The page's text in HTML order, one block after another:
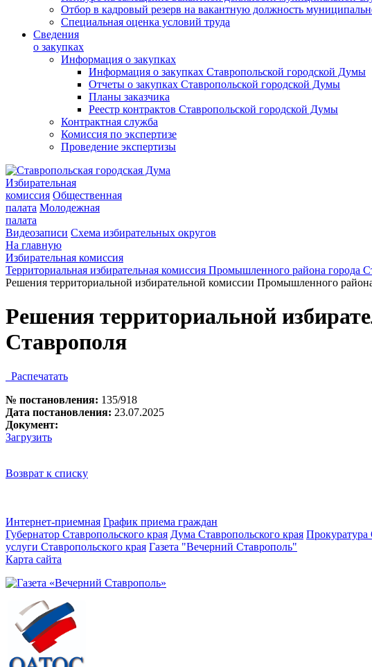
Отбор в кадровый резерв на вакантную должность
Специальная оценка условий труда
Сведения
о закупках
Информация о закупках
Информация о закупках Ставропольской городской Думы
Отчеты о закупках Ставропольской городской Думы
Планы заказчика
Реестр контрактов Ставропольской городской Думы
Контрактная служба
Комиссия по экспертизе
Проведение экспертизы
Избирательная
комиссия Общественная
палата Молодежная
палата
Видеозаписи Схема избирательных округов
На главную
Избирательная комиссия
Территориальная избирательная комиссия Промышленного района города
Решения территориальной избирательной комиссии Промышленного
Решения территориальной
Ставрополя
Распечатать
№ постановления: 135/918
Дата постановления: 23.07.2025
Документ:
Загрузить
Возврат к списку
Интернет-приемная График приема граждан
Губернатор Ставропольского края Дума Ставропольского края Прокуратура
услуги Ставропольского края Газета "Вечерний Ставрополь"
Карта сайта